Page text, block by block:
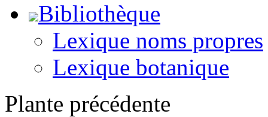
Bibliothèque
Lexique noms propres
Lexique botanique
Plante précédente